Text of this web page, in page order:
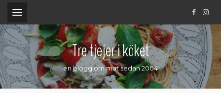
.
Tre tjejer i köket
en blogg om mat sedan 2004